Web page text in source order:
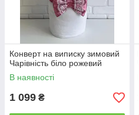
Конверт на виписку зимовий
Чарівність біло рожевий
В наявності
1 099 ₴